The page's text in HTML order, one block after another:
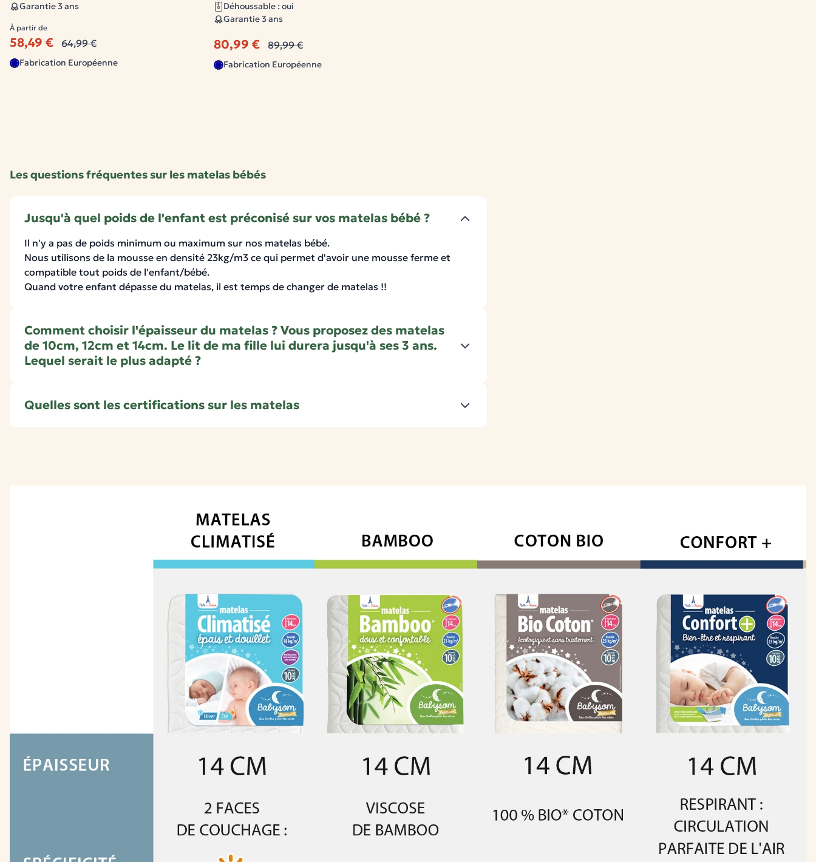
Garantie 3 ans
À partir de
58,49 € 64,99 €
Fabrication Européenne
Déhoussable : oui
Garantie 3 ans
80,99 € 89,99 €
Fabrication Européenne
Les questions fréquentes sur les matelas bébés
Jusqu'à quel poids de l'enfant est préconisé sur vos matelas bébé ?
Il n'y a pas de poids minimum ou maximum sur nos matelas bébé.
Nous utilisons de la mousse en densité 23kg/m3 ce qui permet d'avoir une mousse ferme et
compatible tout poids de l'enfant/bébé.
Quand votre enfant dépasse du matelas, il est temps de changer de matelas !!
Comment choisir l'épaisseur du matelas ? Vous proposez des matelas
de 10cm, 12cm et 14cm. Le lit de ma fille lui durera jusqu'à ses 3 ans.
Lequel serait le plus adapté ?
Quelles sont les certifications sur les matelas